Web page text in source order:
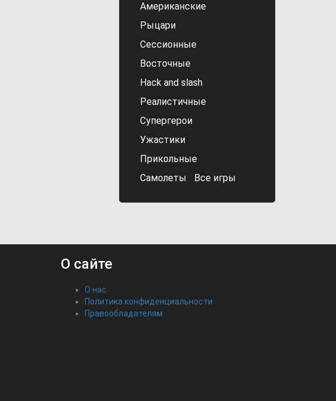
Американские
Рыцари
Сессионные
Восточные
Hack and slash
Реалистичные
Супергерои
Ужастики
Прикольные
Самолеты
Все игры
О сайте
О нас
Политика конфиденциальности
Правообладателям